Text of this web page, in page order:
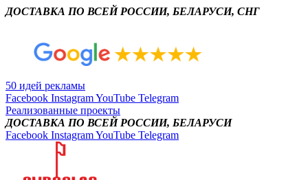
ДОСТАВКА ПО ВСЕЙ РОССИИ, БЕЛАРУСИ, СНГ
50 идей рекламы
Facebook InstagramYouTube Telegram
Реализованные проекты
ДОСТАВКА ПО ВСЕЙ РОССИИ, БЕЛАРУСИ
Facebook InstagramYouTube Telegram